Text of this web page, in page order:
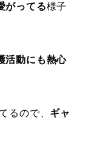
がってる様子
活動にも熱心
るので、 ギャ